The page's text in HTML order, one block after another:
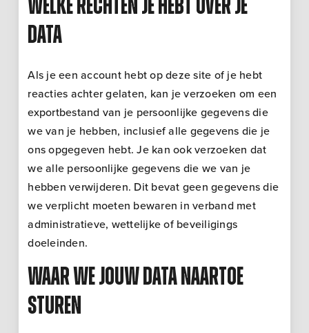
Welke rechten je hebt over je
data
Als je een account hebt op deze site of je hebt
reacties achter gelaten, kan je verzoeken om een
exportbestand van je persoonlijke gegevens die
we van je hebben, inclusief alle gegevens die je
ons opgegeven hebt. Je kan ook verzoeken dat
we alle persoonlijke gegevens die we van je
hebben verwijderen. Dit bevat geen gegevens die
we verplicht moeten bewaren in verband met
administratieve, wettelijke of beveiligings
doeleinden.
Waar we jouw data naartoe
sturen